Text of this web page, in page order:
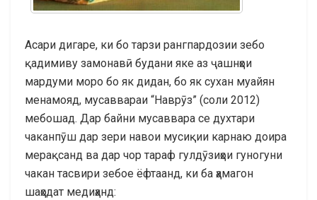
Асари дигаре, ки бо тарзи рангпардозии зебо
қадимиву замонавӣ будани яке аз ҷашнҳои
мардуми моро бо як дидан, бо як сухан муайян
менамояд, мусаввараи “Наврӯз” (соли 2012)
мебошад. Дар байни мусаввара се духтари
чаканпӯш дар зери навои мусиқии карнаю доира
мерақсанд ва дар чор тараф гулдӯзиҳои гуногуни
чакан тасвири зебое ёфтаанд, ки ба ҳамагон
шаҳодат медиҳанд: